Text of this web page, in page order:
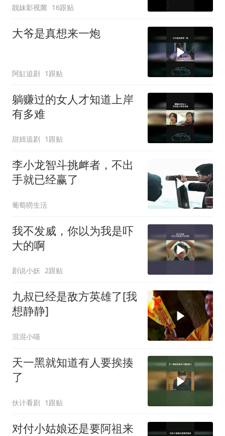
靓妹影视菌 16跟贴
大爷是真想来一炮
阿缸追剧 1跟贴
躺赚过的女人才知道上岸
有多难
甜妞追剧 1跟贴
李小龙智斗挑衅者，不出
手就已经赢了
葡萄唠生活
我不发威，你以为我是吓
大的啊
剧说小妖 2跟贴
九叔已经是敌方英雄了[我
想静静]
混混小喵
天一黑就知道有人要挨揍
了
伙计看剧 1跟贴
对付小姑娘还是要阿祖来